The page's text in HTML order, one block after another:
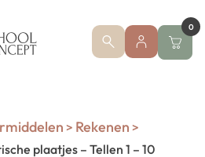
0
> Rekenen >
plaatjes – Tellen 1 – 10